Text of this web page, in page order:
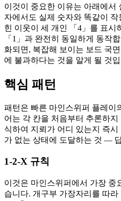
이것이 중요한 이유는 아래에서
자에서도 실제 숫자와 똑같이
힌 이웃이 세 개인 「4」를 표시
「1」과 완전히 동일하게 동작
화되면, 복잡해 보이는 보드 국
에 불과하다는 것을 알게 될 것
핵심 패턴
패턴은 빠른 마인스위퍼 플레이
어는 각 칸을 처음부터 추론하
식하여 지뢰가 어디 있는지 즉
가 없는 상태에 도달하는 것 —
1-2-X 규칙
이것은 마인스위퍼에서 가장 중
습니다. 개구부 가장자리를 따